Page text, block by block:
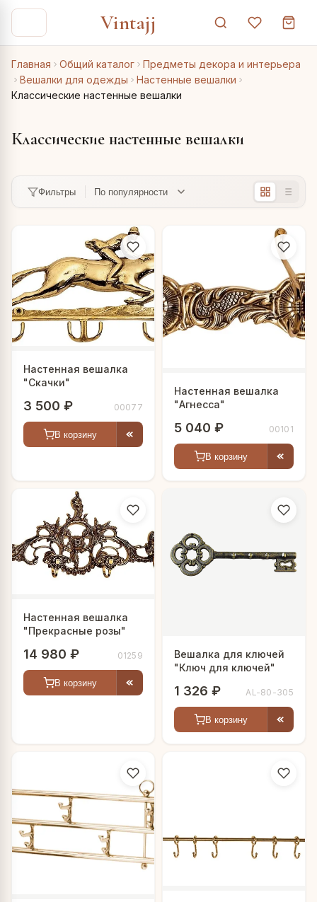
Vintajj
Главная Общий каталог
Предметы декора и интерьера
Вешалки для одежды
Настенные вешалки
Классические настенные вешалки
Классические настенные вешалки
Фильтры
Настенная вешалка
"Скачки"
3 500 ₽ 00077
В корзину
Настенная вешалка
"Агнесса"
5 040 ₽ 00101
В корзину
Настенная вешалка
"Прекрасные розы"
14 980 ₽ 01259
В корзину
Вешалка для ключей
"Ключ для ключей"
1 326 ₽ AL-80-305
В корзину